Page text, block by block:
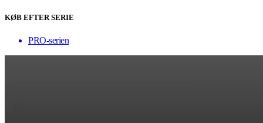
KØB EFTER SERIE
PRO-serien